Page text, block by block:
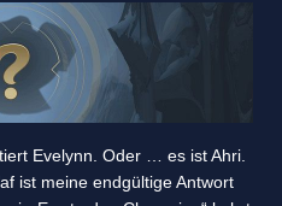
Evelynn. Oder … es ist Ahri.
ist meine endgültige Antwort